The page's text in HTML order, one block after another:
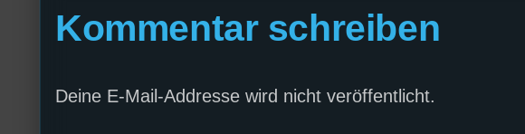
Kommentar schreiben
Deine E-Mail-Addresse wird nicht veröffentlicht.